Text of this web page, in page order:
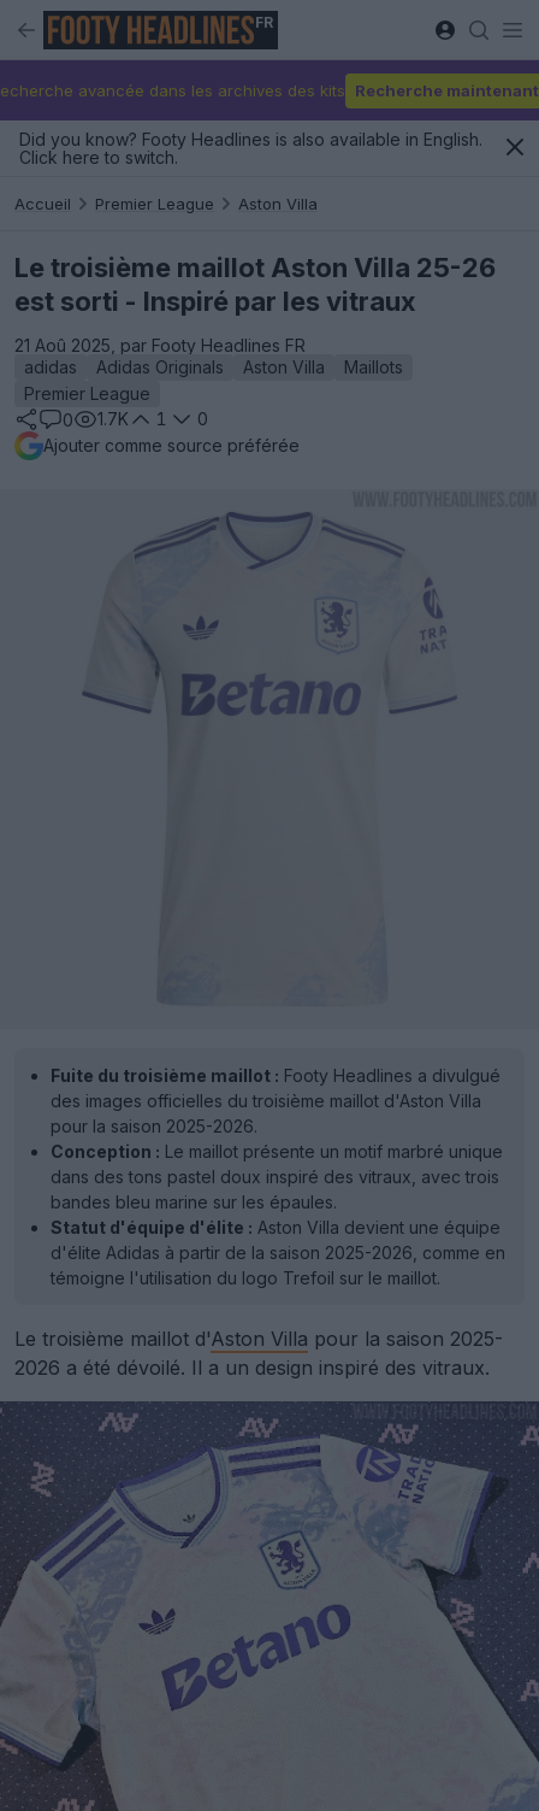
FR
avancée dans les archives des kits Recherche maintenant
Did you know? Footy Headlines is also available in English.
Click here to switch.
Accueil Premier League Aston Villa
Le troisième maillot Aston Villa 25-26
est sorti - Inspiré par les vitraux
21 Aoû 2025, par Footy Headlines FR
adidas
Adidas Originals Aston Villa
Maillots
Premier League
0
1.7K 1
0
Ajouter comme source préférée
Fuite du troisième maillot : Footy Headlines a divulgué
des images officielles du troisième maillot d'Aston Villa
pour la saison 2025-2026.
Conception : Le maillot présente un motif marbré unique
dans des tons pastel doux inspiré des vitraux, avec trois
bandes bleu marine sur les épaules.
Statut d'équipe d'élite : Aston Villa devient une équipe
d'élite Adidas à partir de la saison 2025-2026, comme en
témoigne l'utilisation du logo Trefoil sur le maillot.
Le troisième maillot d'Aston Villa pour la saison 2025-
2026 a été dévoilé. Il a un design inspiré des vitraux.